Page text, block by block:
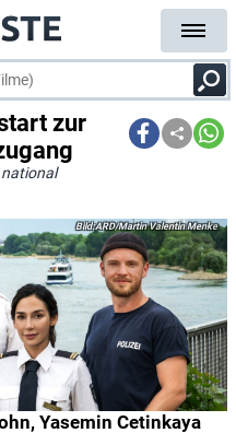
zur
Yasemin Cetinkaya
ARD/Martin Valentin Menke